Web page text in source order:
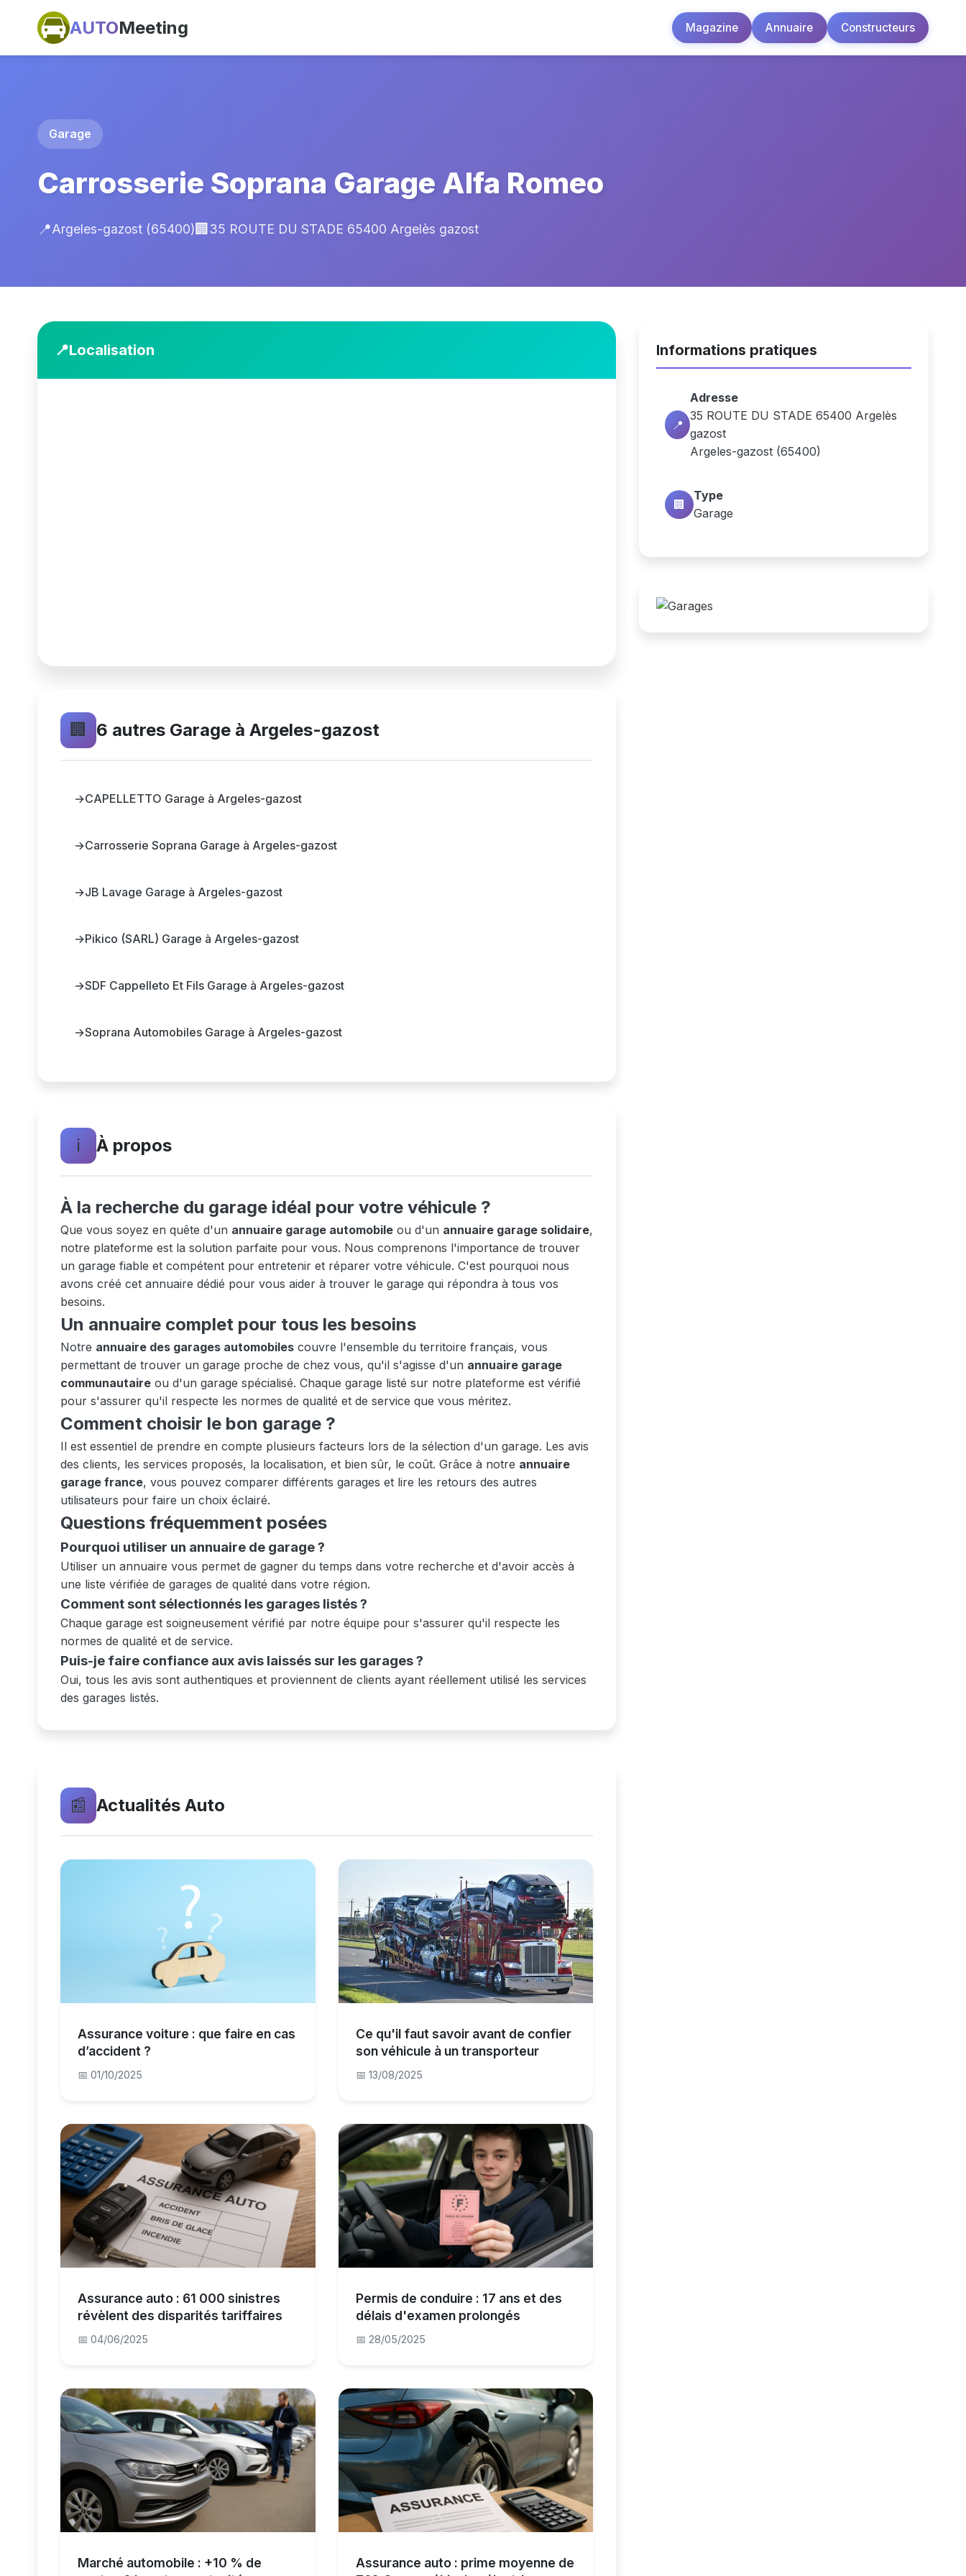
AUTOMeeting Magazine Annuaire Constructeurs
Garage
Carrosserie Soprana Garage Alfa Romeo
📍Argeles-gazost (65400)🏢 35 ROUTE DU STADE 65400 Argelès gazost
📍Localisation
🏢 6 autres Garage à Argeles-gazost
→CAPELLETTO Garage à Argeles-gazost
→Carrosserie Soprana Garage à Argeles-gazost
→JB Lavage Garage à Argeles-gazost
→Pikico (SARL) Garage à Argeles-gazost
→SDF Cappelleto Et Fils Garage à Argeles-gazost
→Soprana Automobiles Garage à Argeles-gazost
ℹ️ À propos
À la recherche du garage idéal pour votre véhicule ?
Que vous soyez en quête d'un annuaire garage automobile ou d'un annuaire garage solidaire,
notre plateforme est la solution parfaite pour vous. Nous comprenons l'importance de trouver
un garage fiable et compétent pour entretenir et réparer votre véhicule. C'est pourquoi nous
avons créé cet annuaire dédié pour vous aider à trouver le garage qui répondra à tous vos
besoins.
Un annuaire complet pour tous les besoins
Notre annuaire des garages automobiles couvre l'ensemble du territoire français, vous
permettant de trouver un garage proche de chez vous, qu'il s'agisse d'un annuaire garage
communautaire ou d'un garage spécialisé. Chaque garage listé sur notre plateforme est vérifié
pour s'assurer qu'il respecte les normes de qualité et de service que vous méritez.
Comment choisir le bon garage ?
Il est essentiel de prendre en compte plusieurs facteurs lors de la sélection d'un garage. Les avis
des clients, les services proposés, la localisation, et bien sûr, le coût. Grâce à notre annuaire
garage france, vous pouvez comparer différents garages et lire les retours des autres
utilisateurs pour faire un choix éclairé.
Questions fréquemment posées
Pourquoi utiliser un annuaire de garage ?
Utiliser un annuaire vous permet de gagner du temps dans votre recherche et d'avoir accès à
une liste vérifiée de garages de qualité dans votre région.
Comment sont sélectionnés les garages listés ?
Chaque garage est soigneusement vérifié par notre équipe pour s'assurer qu'il respecte les
normes de qualité et de service.
Puis-je faire confiance aux avis laissés sur les garages ?
Oui, tous les avis sont authentiques et proviennent de clients ayant réellement utilisé les services
des garages listés.
📰 Actualités Auto
Assurance voiture : que faire en cas
d’accident ?
📅 01/10/2025
Ce qu'il faut savoir avant de confier
son véhicule à un transporteur
📅 13/08/2025
Assurance auto : 61 000 sinistres
révèlent des disparités tariffaires
📅 04/06/2025
Permis de conduire : 17 ans et des
délais d'examen prolongés
📅 28/05/2025
Marché automobile : +10 % de
Assurance auto : prime moyenne de
Informations pratiques
📍
Adresse
35 ROUTE DU STADE 65400 Argelès
gazost
Argeles-gazost (65400)
🏢
Type
Garage